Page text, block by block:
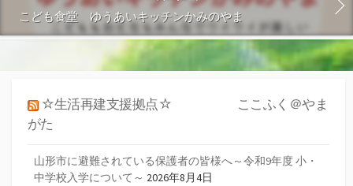
こども食堂 ゆうあいキッチンかみのやま
☆生活再建支援拠点☆ ここふく＠やま
がた
山形市に避難されている保護者の皆様へ～令和9年度 小・
中学校入学について～ 2026年8月4日